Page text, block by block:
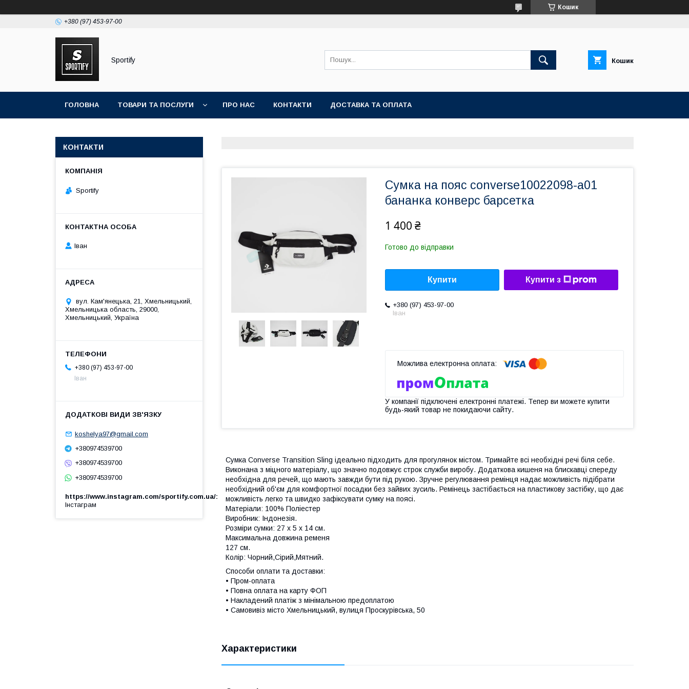
Кошик
+380 (97) 453-97-00
Sportify Кошик
ГОЛОВНА ТОВАРИ ТА ПОСЛУГИ ПРО НАС КОНТАКТИ ДОСТАВКА ТА ОПЛАТА
Сумка на пояс converse10022098-a01
бананка конверс барсетка
1 400 ₴
Готово до відправки
Купити Купити з
+380 (97) 453-97-00
Іван
У компанії підключені електронні платежі. Тепер ви можете купити
будь-який товар не покидаючи сайту.
Сумка Converse Transition Sling ідеально підходить для прогулянок містом. Тримайте всі необхідні речі біля себе.
Виконана з міцного матеріалу, що значно подовжує строк служби виробу. Додаткова кишеня на блискавці спереду
необхідна для речей, що мають завжди бути під рукою. Зручне регулювання ремінця надає можливість підібрати
необхідний об'єм для комфортної посадки без зайвих зусиль. Ремінець застібається на пластикову застібку, що дає
можливість легко та швидко зафіксувати сумку на поясі.
Матеріали: 100% Поліестер
Виробник: Індонезія.
Розміри сумки: 27 х 5 х 14 см.
Максимальна довжина ременя
127 см.
Колір: Чорний,Сірий,Мятний.
Способи оплати та доставки:
• Пром-оплата
• Повна оплата на карту ФОП
• Накладений платіж з мінімальною предоплатою
• Самовивіз місто Хмельницький, вулиця Проскурівська, 50
Характеристики
КОНТАКТИ
Sportify
Іван
вул. Кам'янецька, 21, Хмельницький,
Хмельницька область, 29000,
Хмельницький, Україна
+380 (97) 453-97-00
Іван
koshelya97@gmail.com
+380974539700
+380974539700
+380974539700
https://www.instagram.com/sportify.com.ua/
Інстаграм